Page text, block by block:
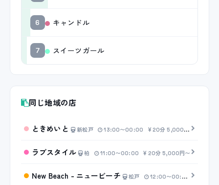
6 キャンドル
7 スイーツガール
同じ地域の店
ときめいと 新松戸 13:00〜00:00 20分 5,000円〜
ラブスタイル 柏 11:00〜00:00 20分 5,000円〜
New Beach - ニュービーチ 松戸 12:00〜00:00